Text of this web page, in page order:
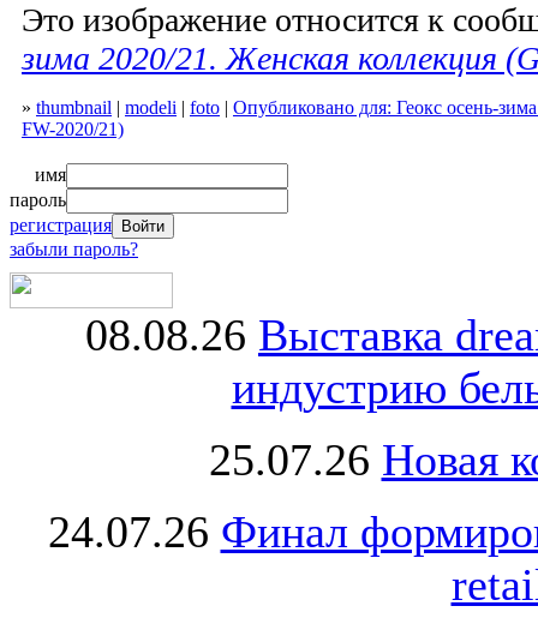
Это изображение относится к
зима 2020/21. Женская коллекция
» thumbnail | modeli | foto | Опубликовано для: Геокс осень-
FW-2020/21)
имя
пароль
регистрация
забыли пароль?
08.08.26 Выставка
индустрию
25.07.26 Новая
24.07.26 Финал